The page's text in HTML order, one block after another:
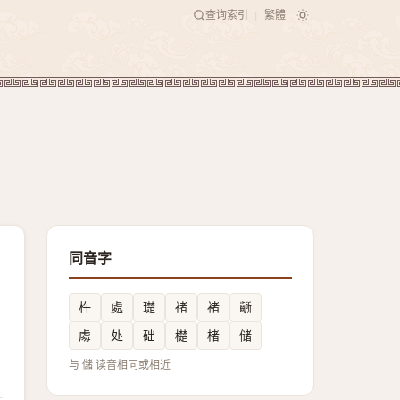
查询索引 繁體
同音字
杵 處 璴 禇 褚
齭
䖏
处 础 檚 楮 储
与 儲 读音相同或相近